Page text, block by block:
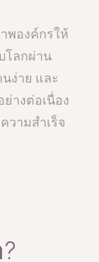
พองค์กรให้
โลกผ่าน
ง่าย และ
างต่อเนื่อง
วามสำเร็จ